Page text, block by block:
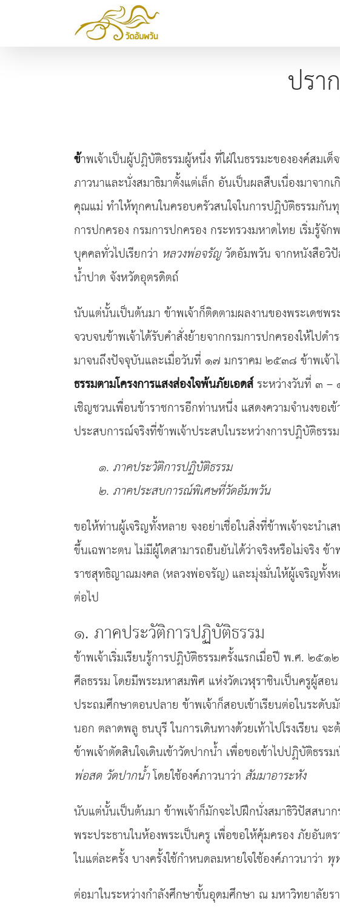
ปร
ข้าพเจ้าเป็นผู้ปฏิบัติธรรมผู้หนึ่ง ที่ใฝ่ในธรรมะขององค์สม
ภาวนาและนั่งสมาธิมาตั้งแต่เล็ก อันเป็นผลสืบเนื่องมาจา
คุณแม่ ทำให้ทุกคนในครอบครัวสนใจในการปฏิบัติธรรมกั
การปกครอง กรมการปกครอง กระทรวงมหาดไทย เริ่มรู้จั
บุคคลทั่วไปเรียกว่า หลวงพ่อจรัญวัดอัมพวัน จากหนังสือวิปั
น้ำปาด จังหวัดอุตรดิตถ์
นับแต่นั้นเป็นต้นมา ข้าพเจ้าก็ติดตามผลงานของพระเดชพ
จวบจนข้าพเจ้าได้รับคำสั่งย้ายจากกรมการปกครองให้ไ
มาจนถึงปัจจุบันและเมื่อวันที่ ๑๗ มกราคม ๒๕๓๘ ข้าพเจ้า
ธรรมตามโครงการแสงส่องใจพ้นภัยเอดส์ระหว่างวันที่ ๓
เชิญชวนเพื่อนข้าราชการอีกท่านหนึ่ง แสดงความจำนงขอ
ประสบการณ์จริงที่ข้าพเจ้าประสบในระหว่างการปฏิบัติธร
๑. ภาคประวัติการปฏิบัติธรรม
๒. ภาคประสบการณ์พิเศษที่วัดอัมพวัน
ขอให้ท่านผู้เจริญทั้งหลาย จงอย่าเชื่อในสิ่งที่ข้าพเจ้าจะนำ
ขึ้นเฉพาะตน ไม่มีผู้ใดสามารถยืนยันได้ว่าจริงหรือไม่จริง
ราชสุทธิญาณมงคล (หลวงพ่อจรัญ) และมุ่งมั่นให้ผู้เจริญทั้งห
ต่อไป
๑. ภาคประวัติการปฏิบัติธรรม
ข้าพเจ้าเริ่มเรียนรู้การปฏิบัติธรรมครั้งแรกเมื่อปี พ.ศ. ๒๕
ศีลธรรม โดยมีพระมหาสมพิศ แห่งวัดเวฬุราชินเป็นครูผู้สอ
ประถมศึกษาตอนปลาย ข้าพเจ้าก็สอบเข้าเรียนต่อในระดั
นอก ตลาดพลู ธนบุรี ในการเดินทางด้วยเท้าไปโรงเรียน
ข้าพเจ้าตัดสินใจเดินเข้าวัดปากน้ำ เพื่อขอเข้าไปปฏิบัติธร
พ่อสด วัดปากน้ำโดยใช้องค์ภาวนาว่า สัมมาอาระหัง
นับแต่นั้นเป็นต้นมา ข้าพเจ้าก็มักจะไปฝึกนั่งสมาธิวิปัสสนา
พระประธานในห้องพระเป็นครู เพื่อขอให้คุ้มครอง ภัยอันต
ในแต่ละครั้ง บางครั้งใช้กำหนดลมหายใจใช้องค์ภาวนาว่า พุ
ต่อมาในระหว่างกำลังศึกษาขั้นอุดมศึกษา ณ มหาวิทยาลัย